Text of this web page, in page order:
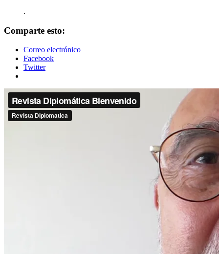
.
Comparte esto:
Correo electrónico
Facebook
Twitter